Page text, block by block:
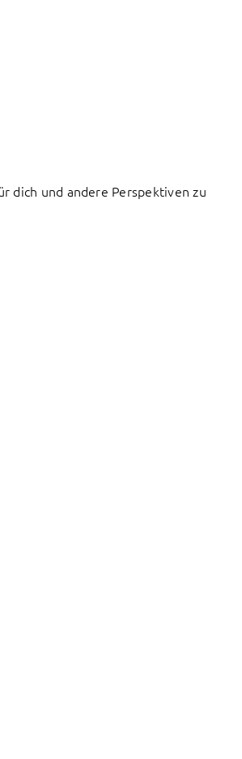
dich und andere Perspektiven zu